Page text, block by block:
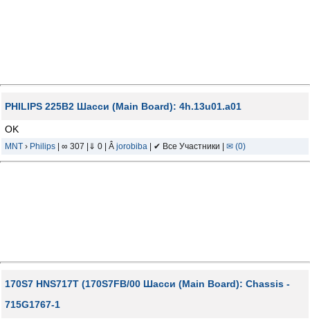
PHILIPS 225B2 Шасси (Main Board): 4h.13u01.a01
OK
MNT › Philips | ∞ 307 |⇓ 0 | Â jorobiba | ✔ Все Участники | ✉ (0)
170S7 HNS717T (170S7FB/00 Шасси (Main Board): Chassis -
715G1767-1